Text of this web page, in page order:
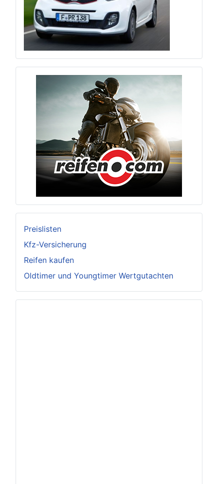
Preislisten
Kfz-Versicherung
Reifen kaufen
Oldtimer und Youngtimer Wertgutachten